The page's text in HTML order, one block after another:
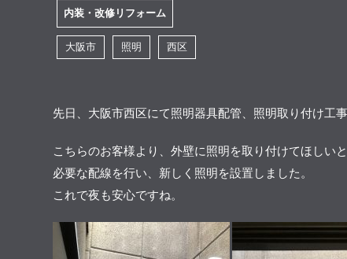
内装・改修リフォーム
大阪市 照明 西区
先日、大阪市西区にて照明器具配管、照明取り付け工
こちらのお客様より、外壁に照明を取り付けてほしい
必要な配線を行い、新しく照明を設置しました。
これで夜も安心ですね。